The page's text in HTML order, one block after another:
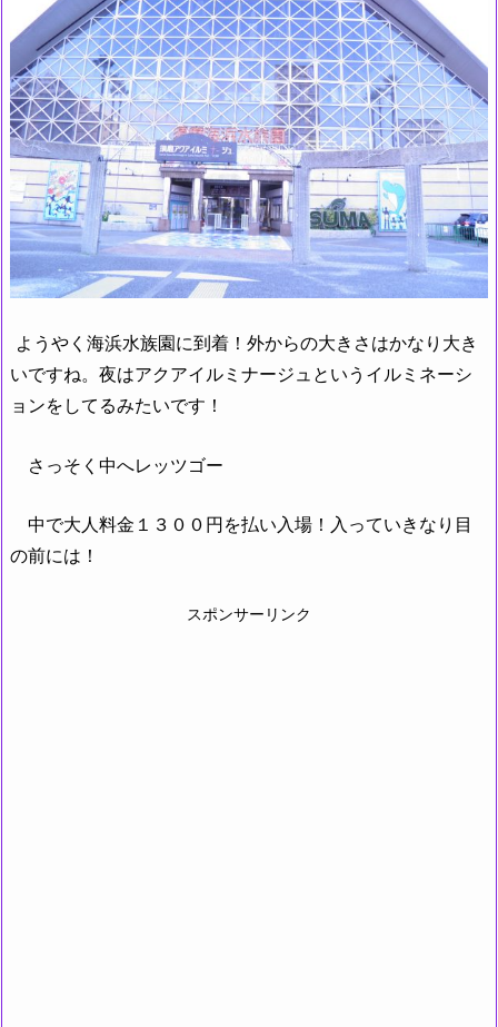
ようやく海浜水族園に到着！外からの大きさはかなり大き
いですね。夜はアクアイルミナージュというイルミネーシ
ョンをしてるみたいです！
さっそく中へレッツゴー
中で大人料金１３００円を払い入場！入っていきなり目
の前には！
スポンサーリンク